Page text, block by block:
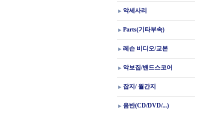
악세사리
Parts(기타부속)
레슨 비디오/교본
악보집/밴드스코어
잡지/ 월간지
음반(CD/DVD/...)